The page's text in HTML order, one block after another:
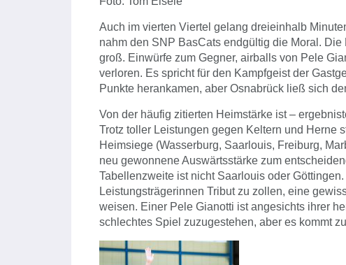
Auch im vierten Viertel gelang dreieinhalb
nahm den SNP BasCats endgültig die Moral.
groß. Einwürfe zum Gegner, airballs von Pele
verloren. Es spricht für den Kampfgeist der
Punkte herankamen, aber Osnabrück ließ sich
Von der häufig zitierten Heimstärke ist –
Trotz toller Leistungen gegen Keltern und Herne
Heimsiege (Wasserburg, Saarlouis, Freiburg,
neu gewonnene Auswärtsstärke zum
Tabellenzweite ist nicht Saarlouis oder
Leistungsträgerinnen Tribut zu zollen, eine
weisen. Einer Pele Gianotti ist angesichts ihrer
schlechtes Spiel zuzugestehen, aber es kommt